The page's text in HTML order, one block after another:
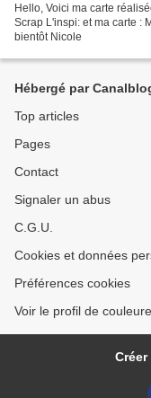
Hello, Voici ma carte
Scrap L'inspi: et ma carte :
bientôt Nicole
Hébergé par
Top articles
Pages
Contact
Signaler un abus
C.G.U.
Cookies et données
Préférences cookies
Voir le profil de